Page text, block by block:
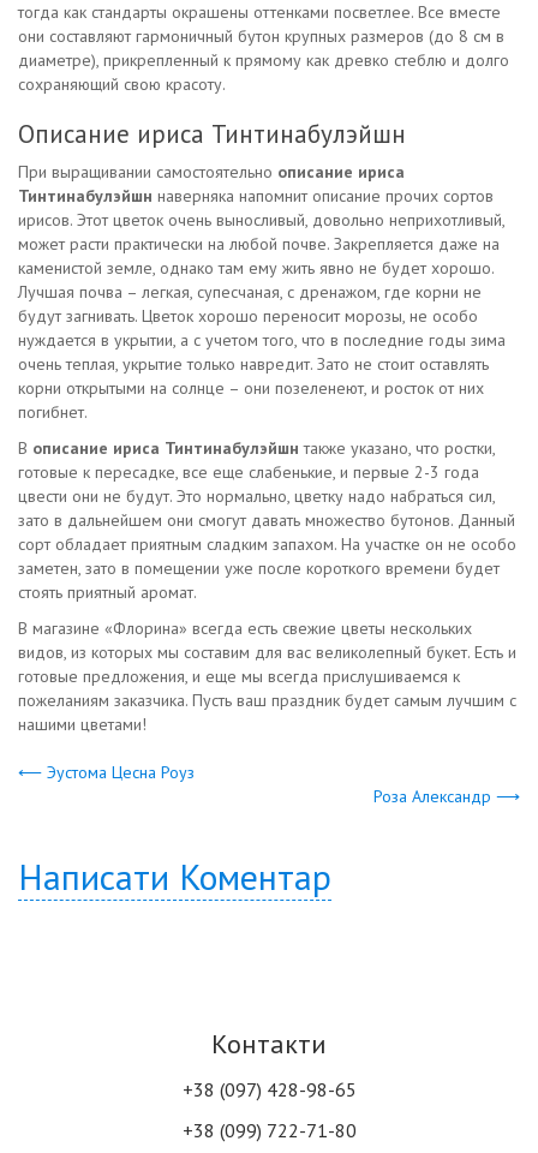
тогда как стандарты окрашены оттенками посветлее. Все вместе
они составляют гармоничный бутон крупных размеров (до 8 см в
диаметре), прикрепленный к прямому как древко стеблю и долго
сохраняющий свою красоту.
Описание ириса Тинтинабулэйшн
При выращивании самостоятельно описание ириса
Тинтинабулэйшн наверняка напомнит описание прочих сортов
ирисов. Этот цветок очень выносливый, довольно неприхотливый,
может расти практически на любой почве. Закрепляется даже на
каменистой земле, однако там ему жить явно не будет хорошо.
Лучшая почва – легкая, супесчаная, с дренажом, где корни не
будут загнивать. Цветок хорошо переносит морозы, не особо
нуждается в укрытии, а с учетом того, что в последние годы зима
очень теплая, укрытие только навредит. Зато не стоит оставлять
корни открытыми на солнце – они позеленеют, и росток от них
погибнет.
В описание ириса Тинтинабулэйшн также указано, что ростки,
готовые к пересадке, все еще слабенькие, и первые 2-3 года
цвести они не будут. Это нормально, цветку надо набраться сил,
зато в дальнейшем они смогут давать множество бутонов. Данный
сорт обладает приятным сладким запахом. На участке он не особо
заметен, зато в помещении уже после короткого времени будет
стоять приятный аромат.
В магазине «Флорина» всегда есть свежие цветы нескольких
видов, из которых мы составим для вас великолепный букет. Есть и
готовые предложения, и еще мы всегда прислушиваемся к
пожеланиям заказчика. Пусть ваш праздник будет самым лучшим с
нашими цветами!
⟵ Эустома Цесна Роуз
Роза Александр ⟶
Написати Коментар
Контакти
+38 (097) 428-98-65
+38 (099) 722-71-80